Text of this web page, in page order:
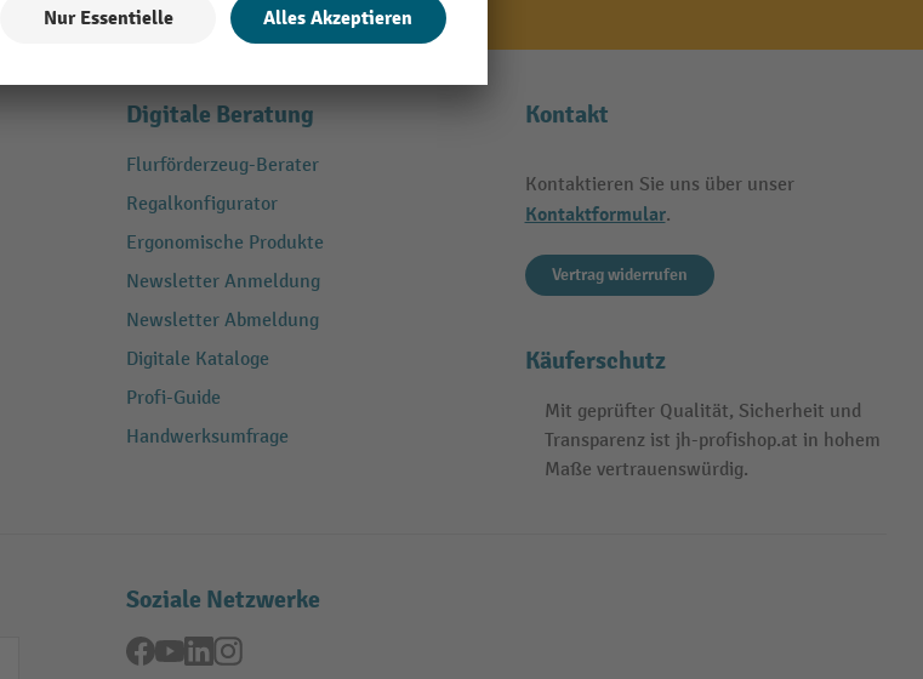
Digitale Beratung
Flurförderzeug-Berater
Regalkonfigurator
Ergonomische Produkte
Newsletter Anmeldung
Newsletter Abmeldung
Digitale Kataloge
Profi-Guide
Handwerksumfrage
Kontakt
Kontaktieren Sie uns über unser
Kontaktformular.
Vertrag widerrufen
Käuferschutz
Mit geprüfter Qualität, Sicherheit und
Transparenz ist jh-profishop.at in hohem
Maße vertrauenswürdig.
Soziale Netzwerke
Facebook
YouTubeLinkedInInstagram